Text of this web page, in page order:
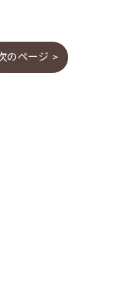
のページ >